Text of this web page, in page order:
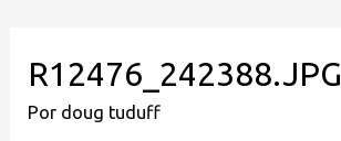
R12476_242388.JPG
Por doug tuduff